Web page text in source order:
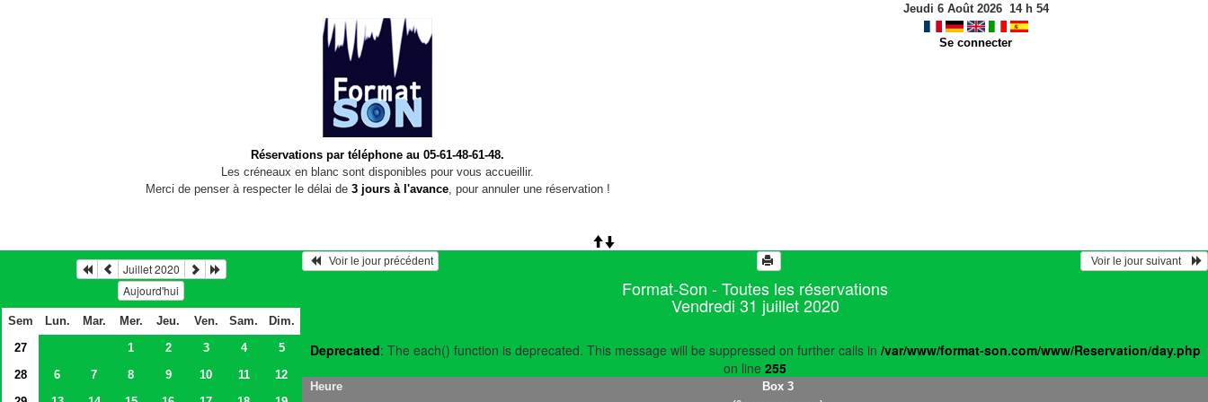
Réservations par téléphone au 05-61-48-61-48.
Les créneaux en blanc sont disponibles pour vous accueillir.
Merci de penser à respecter le délai de 3 jours à l'avance, pour annuler une réservation !
Jeudi 6 Août 2026 14h 54
Se connecter
Juillet 2020
Aujourd'hui
Sem Lun. Mar. Mer. Jeu. Ven. Sam.
Dim.
27
1 2 3 4
5
28
6 7 8 9 10 11
12
   Voir le jour précédent
  Voir le jour suivant
Format-Son - Toutes les réservations
Vendredi 31 juillet 2020
Deprecated: The each() function is deprecated. This message will be suppressed on further calls in /var/www/format-son.com/www/Reservation/day.php
on line 255
Heure Box 3